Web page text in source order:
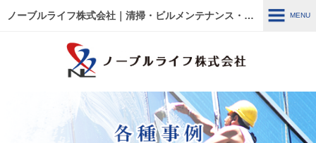
ノーブルライフ株式会社｜清掃・ビルメンテナンス・施設管理・改修工事｜大阪・兵庫・京都・滋賀・東京 MENU
各種事例